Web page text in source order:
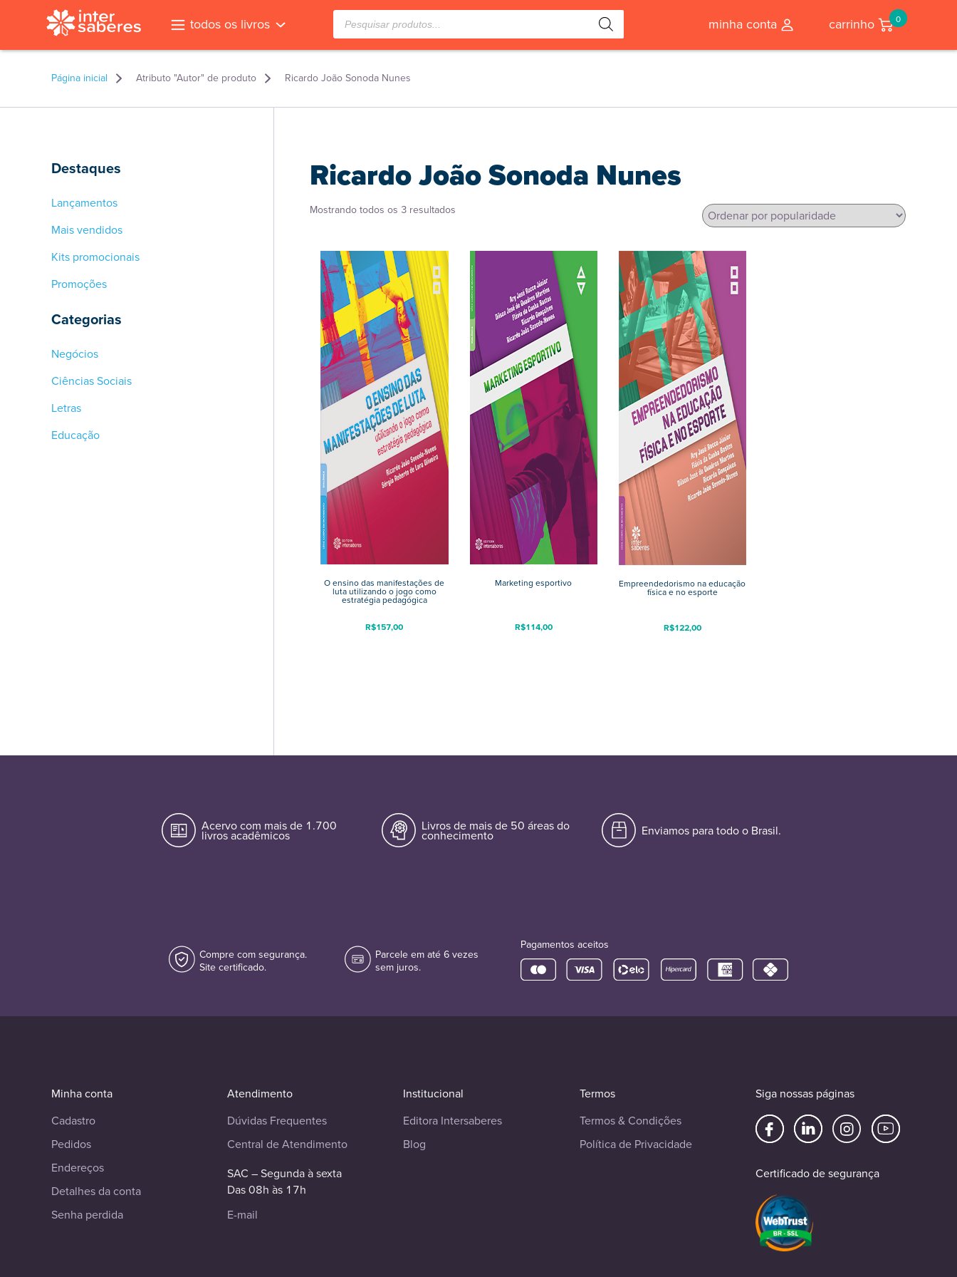
todos os livros Pesquisar
produtos minha conta carrinho 0
Página inicial Atributo "Autor" de produto Ricardo João Sonoda Nunes
Destaques
Lançamentos
Mais vendidos
Kits promocionais
Promoções
Categorias
Negócios
Ciências Sociais
Letras
Educação
Ricardo João Sonoda Nunes
Mostrando todos os 3 resultados
O ensino das manifestações de
luta utilizando o jogo como
estratégia pedagógica
R$157,00
Marketing esportivo
R$114,00
Empreendedorismo na educação
física e no esporte
R$122,00
Acervo com mais de 1.700
livros acadêmicos
Livros de mais de 50 áreas do
conhecimento Enviamos para todo o Brasil.
Compre com segurança.
Site certificado.
Parcele em até 6 vezes
sem juros.
Pagamentos aceitos
Minha conta
Cadastro
Pedidos
Endereços
Detalhes da conta
Senha perdida
Atendimento
Dúvidas Frequentes
Central de Atendimento
SAC – Segunda à sexta
Das 08h às 17h
E-mail
Institucional
Editora Intersaberes
Blog
Termos
Termos & Condições
Política de Privacidade
Siga nossas páginas
Certificado de segurança